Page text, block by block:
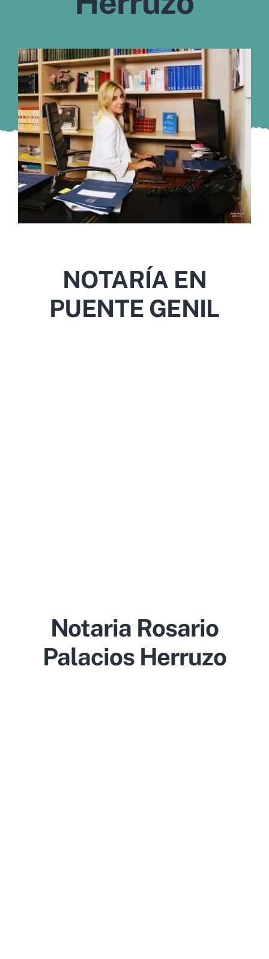
Vigo
Córdoba
Todas las CCAA
NOTARÍA EN
PUENTE GENIL
Notaria Rosario
Palacios Herruzo